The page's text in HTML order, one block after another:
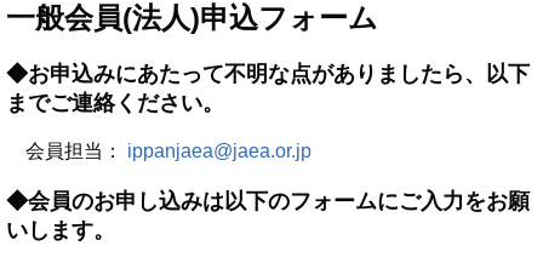
一般会員(法人)申込フォーム
◆お申込みにあたって不明な点がありましたら、以下
までご連絡ください。
会員担当： ippanjaea@jaea.or.jp
◆会員のお申し込みは以下のフォームにご入力をお願
いします。